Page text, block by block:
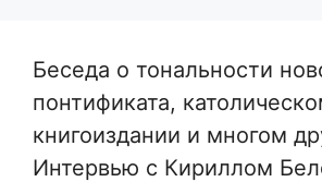
Беседа о тональности
понтификата,
книгоиздании и многом
Интервью с Кириллом